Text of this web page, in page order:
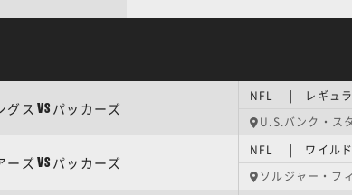
グス VS パッカーズ
NFL | レギュラ
U.S.バンク・ス
ーズ VS パッカーズ
NFL | ワイルド
ソルジャー・フ